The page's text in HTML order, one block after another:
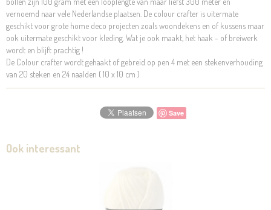
vernoemd naar vele Nederlandse plaatsen. De colour crafter is uitermate
geschikt voor grote home deco projecten zoals woondekens en of kussens maar
ook uitermate geschikt voor kleding. Wat je ook maakt, het haak - of breiwerk
wordt en blijft prachtig !
De Colour crafter wordt gehaakt of gebreid op pen 4 met een stekenverhouding
van 20 steken en 24 naalden ( 10 x 10 cm )
Save
Ook interessant